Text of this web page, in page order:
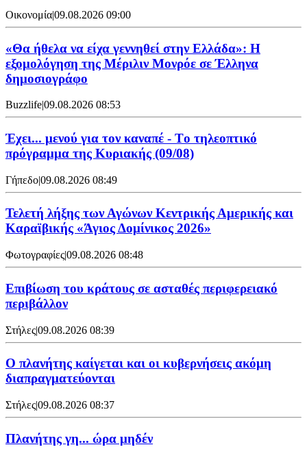
Οικονομία|09.08.2026 09:00
«Θα ήθελα να είχα γεννηθεί στην Ελλάδα»: Η
εξομολόγηση της Μέριλιν Μονρόε σε Έλληνα
δημοσιογράφο
Buzzlife|09.08.2026 08:53
Έχει... μενού για τον καναπέ - Tο τηλεοπτικό
πρόγραμμα της Κυριακής (09/08)
Γήπεδο|09.08.2026 08:49
Τελετή λήξης των Αγώνων Κεντρικής Αμερικής και
Καραϊβικής «Άγιος Δομίνικος 2026»
Φωτογραφίες|09.08.2026 08:48
Επιβίωση του κράτους σε ασταθές περιφερειακό
περιβάλλον
Στήλες|09.08.2026 08:39
Ο πλανήτης καίγεται και οι κυβερνήσεις ακόμη
διαπραγματεύονται
Στήλες|09.08.2026 08:37
Πλανήτης γη... ώρα μηδέν